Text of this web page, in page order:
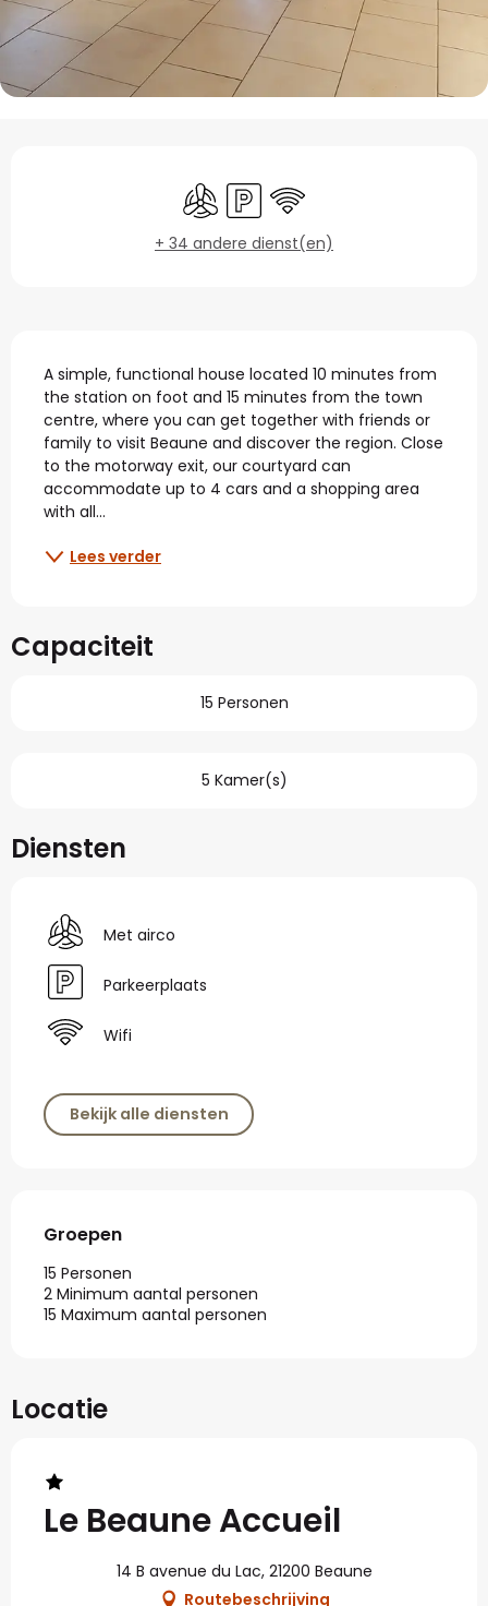
Openingstijden en
Met aircoParkeerplaats
Wifi
+ 34 andere dienst(en)
Beschrijving
A simple, functional house located 10 minutes from
the station on foot and 15 minutes from the town
centre, where you can get together with friends or
family to visit Beaune and discover the region. Close
to the motorway exit, our courtyard can
accommodate up to 4 cars and a shopping area
with all...
Lees verder
Capaciteit
15 Personen
5 Kamer(s)
Diensten
Met airco
Parkeerplaats
Wifi
Bekijk alle diensten
Groepen
Groepen
15 Personen
2 Minimum aantal personen
15 Maximum aantal personen
Locatie
Le Beaune Accueil
14 B avenue du Lac, 21200 Beaune
Routebeschrijving